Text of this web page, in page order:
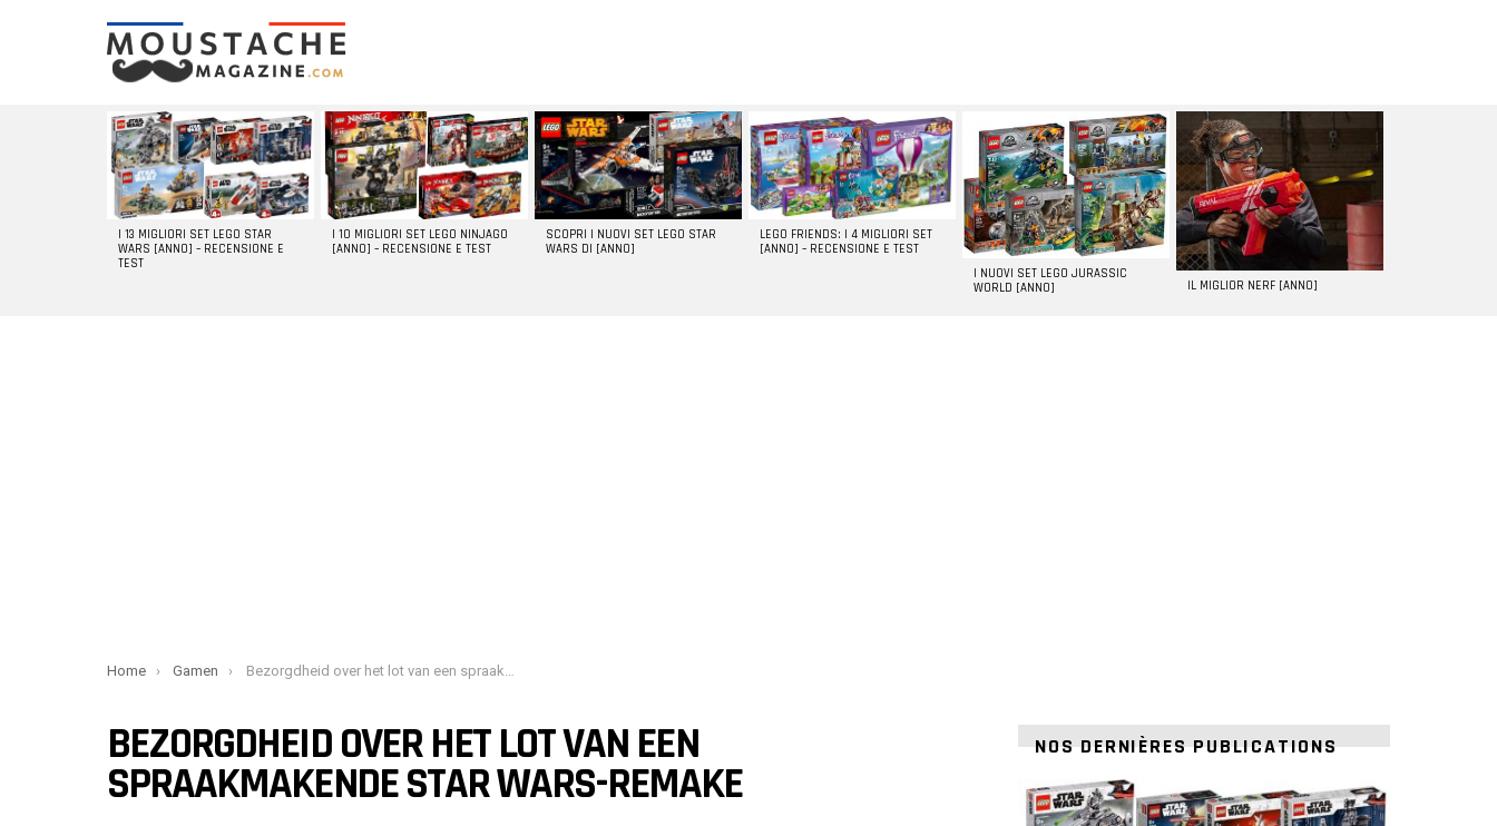
LATEST
STORIES
I 13 MIGLIORI SET LEGO STAR
WARS [ANNO] – RECENSIONE E
TEST
I 10 MIGLIORI SET LEGO NINJAGO
[ANNO] – RECENSIONE E TEST
SCOPRI I NUOVI SET LEGO STAR
WARS DI [ANNO]
LEGO FRIENDS: I 4 MIGLIORI SET
[ANNO] – RECENSIONE E TEST
I NUOVI SET LEGO JURASSIC
WORLD [ANNO]
IL MIGLIOR NERF [ANNO]
You are here:
Home Gamen Bezorgdheid over het lot van een spraakmakende Star Wars-remake
BEZORGDHEID OVER HET LOT VAN EEN
SPRAAKMAKENDE STAR WARS-REMAKE
NOS DERNIÈRES PUBLICATIONS